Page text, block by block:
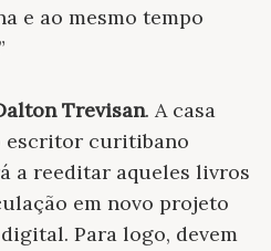
e ao mesmo tempo
Trevisan. A casa
escritor curitibano
a reeditar aqueles livros
em novo projeto
Para logo, devem